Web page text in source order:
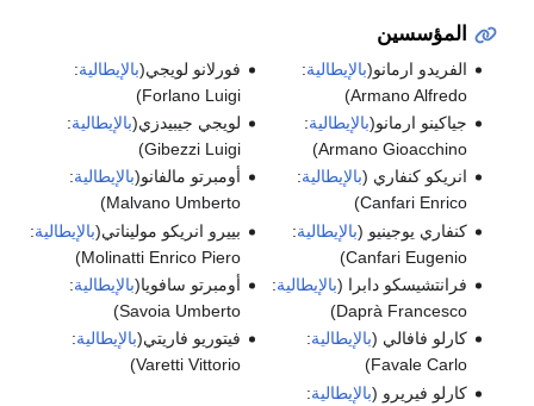
المؤسسين
الفريدو ارمانو(بالإيطالية:
Armano Alfredo
)
جياكينو ارمانو(بالإيطالية:
Armano Gioacchino
)
انريكو كنفاري (بالإيطالية:
Canfari Enrico
)
كنفاري يوجينيو (بالإيطالية:
Canfari Eugenio
)
فرانتشيسكو دابرا (بالإيطالية:
Daprà Francesco
)
كارلو فافالي (بالإيطالية:
Favale Carlo
)
كارلو فيريرو (بالإيطالية:
فورلانو لويجي(بالإيطالية:
Forlano Luigi
)
لويجي جيبيدزي(بالإيطالية:
Gibezzi Luigi
)
أومبرتو مالفانو(بالإيطالية:
Malvano Umberto
)
بييرو انريكو موليناتي(بالإيطالية:
Molinatti Enrico Piero
)
أومبرتو سافويا(بالإيطالية:
Savoia Umberto
)
فيتوريو فاريتي(بالإيطالية:
Varetti Vittorio
)